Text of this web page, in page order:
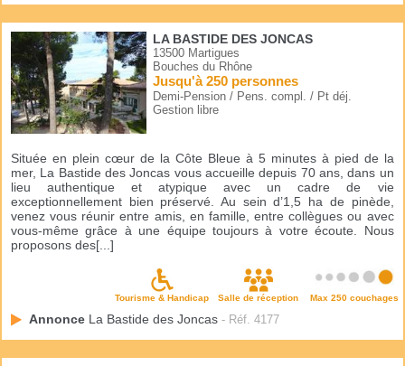
LA BASTIDE DES JONCAS
13500 Martigues
Bouches du Rhône
Jusqu'à 250 personnes
Demi-Pension / Pens. compl. / Pt déj.
Gestion libre
Située en plein cœur de la Côte Bleue à 5 minutes à pied de la
mer, La Bastide des Joncas vous accueille depuis 70 ans, dans un
lieu authentique et atypique avec un cadre de vie
exceptionnellement bien préservé. Au sein d’1,5 ha de pinède,
venez vous réunir entre amis, en famille, entre collègues ou avec
vous-même grâce à une équipe toujours à votre écoute. Nous
proposons des[...]
Tourisme & Handicap Salle de réception Max 250 couchages
Annonce La Bastide des Joncas - Réf. 4177